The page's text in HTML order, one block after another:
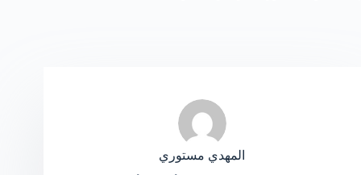
المهدي مستوري